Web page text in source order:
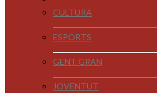
CULTURA
ESPORTS
GENT GRAN
JOVENTUT